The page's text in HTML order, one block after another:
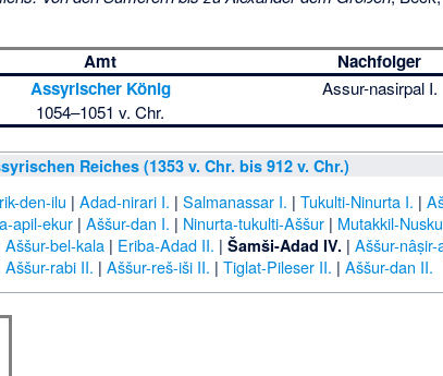
Amt Nachfolger
Assyrischer König
1054–1051 v. Chr.
Assur-nasirpal I.
Reiches (1353 v. Chr. bis 912 v. Chr.)
den-ilu | Adad-nirari I. | Salmanassar I. | Tukulti-Ninurta I. |
apil-ekur| Aššur-dan I. | Ninurta-tukulti-Aššur| Mutakkil-Nusku
Aššur-bel-kala| Eriba-Adad II. | Šamši-Adad IV. | Aššur-nâṣir-
Aššur-rabi II. |Aššur-reš-iši II. |Tiglat-Pileser II. |Aššur-dan II.